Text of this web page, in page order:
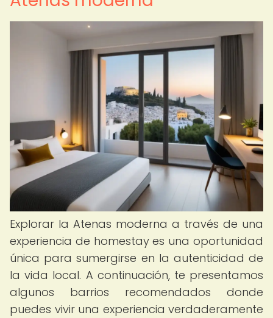
Explorar la Atenas moderna a través de una
experiencia de homestay es una oportunidad
única para sumergirse en la autenticidad de
la vida local. A continuación, te presentamos
algunos barrios recomendados donde
puedes vivir una experiencia verdaderamente